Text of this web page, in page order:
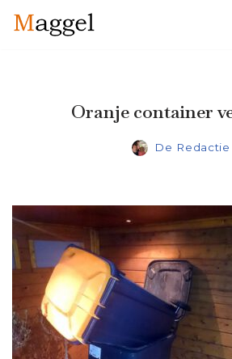
Oranje container
De Redactie